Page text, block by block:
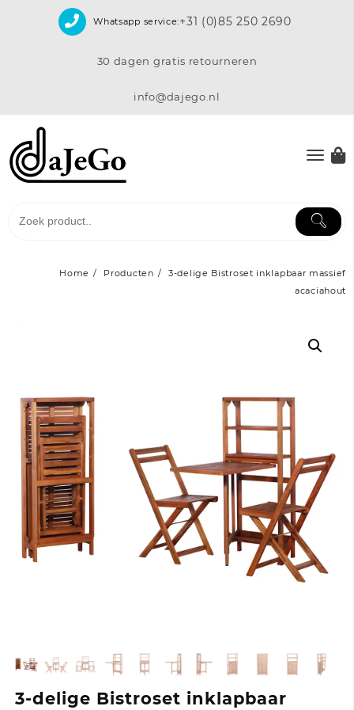
Whatsapp service:+31 (0)85 250 2690
30 dagen gratis retourneren
info@dajego.nl
Home Producten
3-delige Bistroset inklapbaar massief
acaciahout
3-delige Bistroset inklapbaar